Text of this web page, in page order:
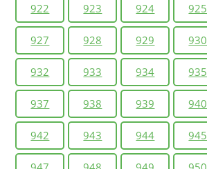
922 923 924 925
927 928 929 930
932 933 934 935
937 938 939 940
942 943 944 945